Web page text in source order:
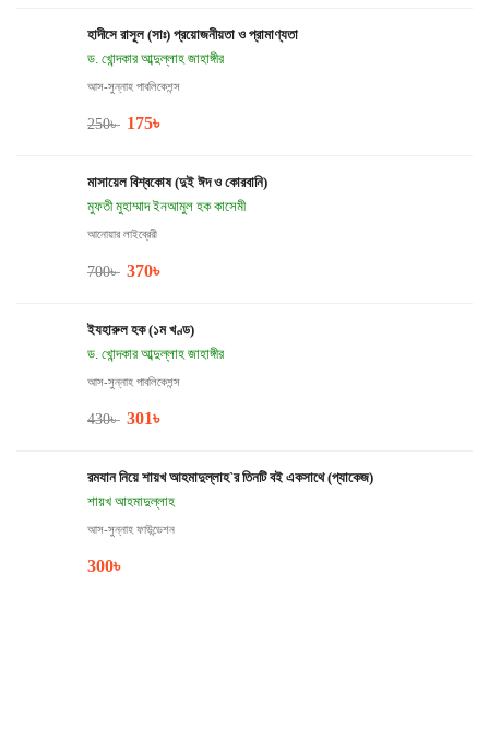
হাদীসে রাসূল (সাঃ) প্রয়োজনীয়তা ও প্রামাণ্যতা
ড. খোন্দকার আব্দুল্লাহ জাহাঙ্গীর
আস-সুন্নাহ পাবলিকেশন্স
250৳ 175৳
মাসায়েল বিশ্বকোষ (দুই ঈদ ও কোরবানি)
মুফতী মুহাম্মাদ ইনআমুল হক কাসেমী
আনোয়ার লাইব্রেরী
700৳ 370৳
ইযহারুল হক (১ম খণ্ড)
ড. খোন্দকার আব্দুল্লাহ জাহাঙ্গীর
আস-সুন্নাহ পাবলিকেশন্স
430৳ 301৳
রমযান নিয়ে শায়খ আহমাদুল্লাহ`র তিনটি বই একসাথে (প্যাকেজ)
শায়খ আহমাদুল্লাহ
আস-সুন্নাহ ফাউন্ডেশন
300৳